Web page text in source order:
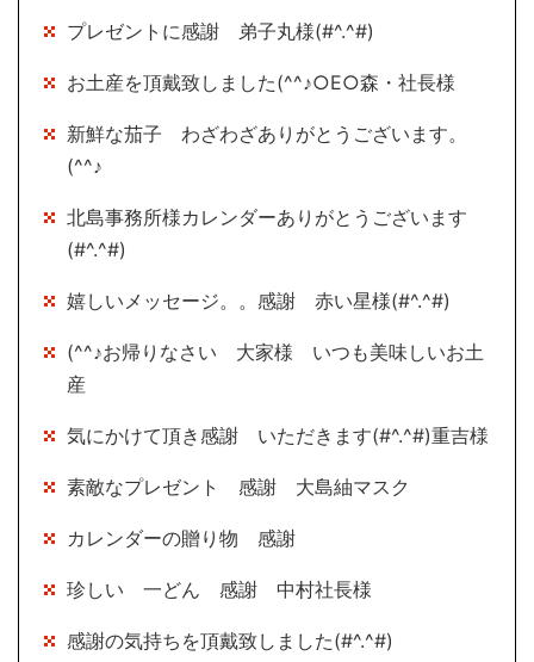
プレゼントに感謝 弟子丸様(#^.^#)
お土産を頂戴致しました(^^♪○E○森・社長様
新鮮な茄子 わざわざありがとうございます。
(^^♪
北島事務所様カレンダーありがとうございます
(#^.^#)
嬉しいメッセージ。。感謝 赤い星様(#^.^#)
(^^♪お帰りなさい 大家様 いつも美味しいお土
産
気にかけて頂き感謝 いただきます(#^.^#)重吉様
素敵なプレゼント 感謝 大島紬マスク
カレンダーの贈り物 感謝
珍しい 一どん 感謝 中村社長様
感謝の気持ちを頂戴致しました(#^.^#)